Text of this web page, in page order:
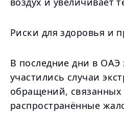
Риски для здоровья и
В последние дни в ОАЭ
участились случаи
обращений,
распространённые